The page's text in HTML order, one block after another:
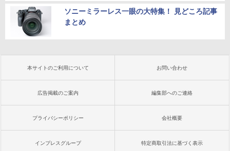
ソニーミラーレス一眼の大特集！ 見どころ記事
まとめ
本サイトのご利用について お問い合わせ
広告掲載のご案内 編集部へのご連絡
プライバシーポリシー 会社概要
インプレスグループ 特定商取引法に基づく表示